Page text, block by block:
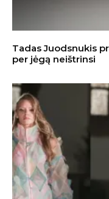
Tadas Juodsnukis
per jėgą neištrinsi